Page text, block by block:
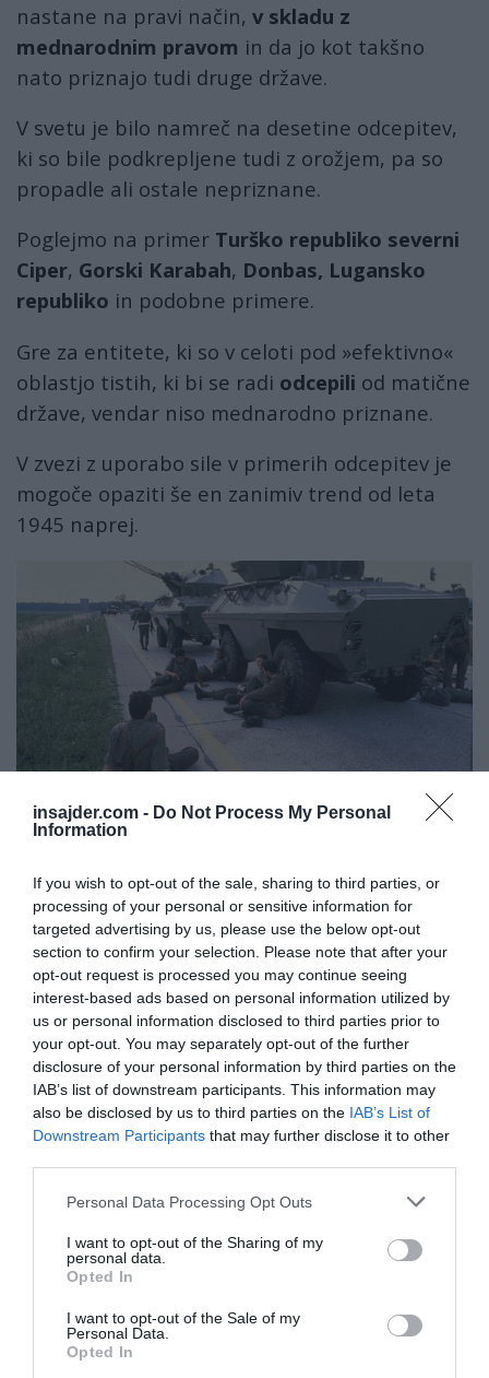
insajder.com - Do Not Process My Personal
Information
If you wish to opt-out of the sale, sharing to third parties, or
processing of your personal or sensitive information for
targeted advertising by us, please use the below opt-out
section to confirm your selection. Please note that after your
opt-out request is processed you may continue seeing
interest-based ads based on personal information utilized by
us or personal information disclosed to third parties prior to
your opt-out. You may separately opt-out of the further
disclosure of your personal information by third parties on the
IAB’s list of downstream participants. This information may
also be disclosed by us to third parties on the IAB’s List of
Downstream Participants that may further disclose it to other
Personal Data Processing Opt Outs
I want to opt-out of the Sharing of my
personal data.
Opted In
I want to opt-out of the Sale of my
Personal Data.
Opted In
nastane na pravi način, v skladu z
mednarodnim pravom in da jo kot takšno
nato priznajo tudi druge države.
V svetu je bilo namreč na desetine odcepitev,
ki so bile podkrepljene tudi z orožjem, pa so
propadle ali ostale nepriznane.
Poglejmo na primer Turško republiko severni
Ciper, Gorski Karabah, Donbas, Lugansko
republiko in podobne primere.
Gre za entitete, ki so v celoti pod »efektivno«
oblastjo tistih, ki bi se radi odcepili od matične
države, vendar niso mednarodno priznane.
V zvezi z uporabo sile v primerih odcepitev je
mogoče opaziti še en zanimiv trend od leta
1945 naprej.
Premirje. Vir: Twitter
Kot je zapisal profesor mednarodnega prava,
ŠvicarMarcelo G. Kohenv svojem delu
Secession - International Law Perspectivesje
bilo s straniOZN »v vseh primerih, kjer je bila
jasna navedbaspoštovanja ozemeljske
integritete , ocenjeno, da je šlo za odcepitvena
gibanja, ki so poskušala doseči neodvisnost z
nasilnimi sredstvi«.
uporabe načela
spoštovanja ozemeljske
gibanja uporabljajo silo.«
pri osamosvojitvi kvečjemu škodilo, ne pa
koristilo.